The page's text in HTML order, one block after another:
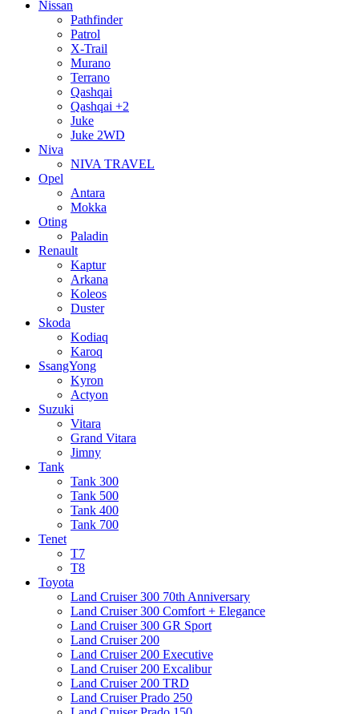
Nissan
Pathfinder
Patrol
X-Trail
Murano
Terrano
Qashqai
Qashqai +2
Juke
Juke 2WD
Niva
NIVA TRAVEL
Opel
Antara
Mokka
Oting
Paladin
Renault
Kaptur
Arkana
Koleos
Duster
Skoda
Kodiaq
Karoq
SsangYong
Kyron
Actyon
Suzuki
Vitara
Grand Vitara
Jimny
Tank
Tank 300
Tank 500
Tank 400
Tank 700
Tenet
T7
T8
Toyota
Land Cruiser 300 70th Anniversary
Land Cruiser 300 Comfort + Elegance
Land Cruiser 300 GR Sport
Land Cruiser 200
Land Cruiser 200 Executive
Land Cruiser 200 Excalibur
Land Cruiser 200 TRD
Land Cruiser Prado 250